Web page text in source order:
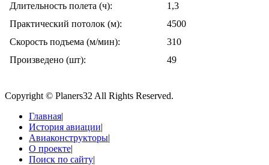
Длительность полета (ч):
1,3
Практический потолок (м):
4500
Скорость подъема (м/мин):
310
Произведено (шт):
49
Copyright © Planers32 All Rights Reserved.
Главная|
История авиации|
Авиаконструкторы|
О проекте|
Поиск по сайту|